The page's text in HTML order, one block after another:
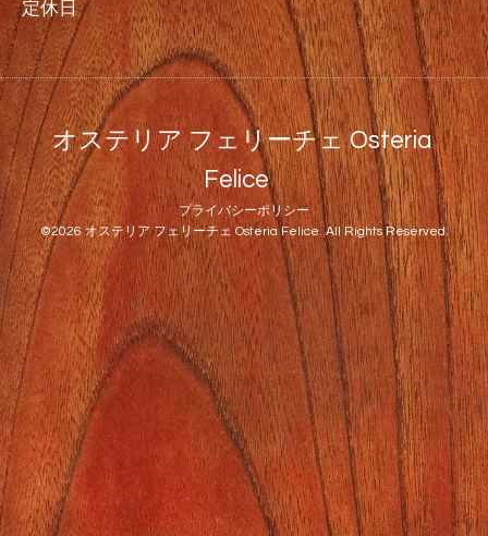
定休日
オステリア フェリーチェ Osteria
Felice
プライバシーポリシー
©2026オステリア フェリーチェ Osteria Felice. All Rights Reserved.